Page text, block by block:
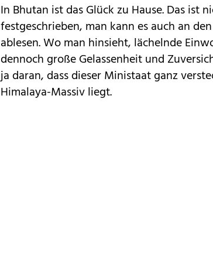
In Bhutan ist das Glück zu Hause. Das ist
festgeschrieben, man kann es auch an
ablesen. Wo man hinsieht, lächelnde
dennoch große Gelassenheit und
ja daran, dass dieser Ministaat ganz
Himalaya-Massiv liegt.